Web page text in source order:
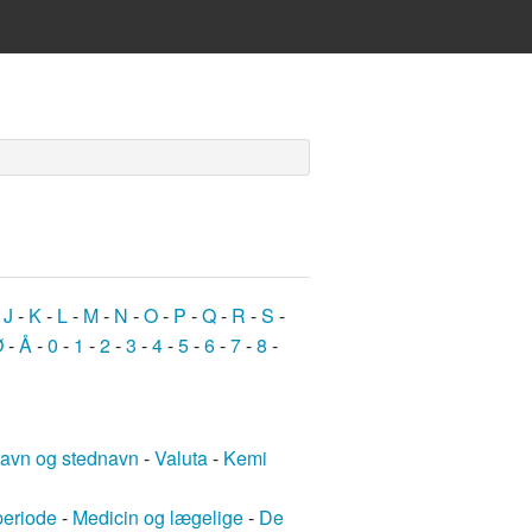
J - K- L- M- N -O- P -Q- R -S -
-Å-0 - 1 -2-3 -4-5-6-7-8 -
og stednavn -Valuta- Kemi
- Medicin og lægelige- De